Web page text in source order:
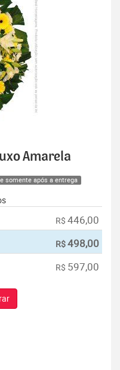
Amarela
somente após a entrega
R$ 446,00
R$498,00
R$ 597,00